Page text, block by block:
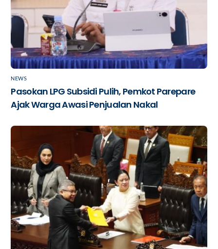
NEWS
Pasokan LPG Subsidi Pulih, Pemkot Parepare
Ajak Warga Awasi Penjualan Nakal